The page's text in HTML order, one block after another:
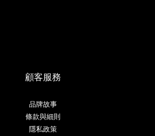
顧客服務
品牌故事
條款與細則
隱私政策